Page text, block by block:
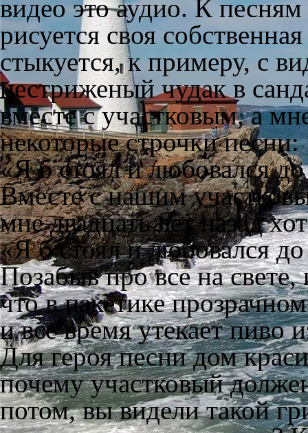
видео это аудио. К
рисуется своя
стыкуется, к примеру, с
нестриженый чудак в
вместе с участковым, а
некоторые строчки песни:
«Я б стоял и любовался
Вместе с нашим
мне двадцать лет назад
«Я б стоял и любовался
Позабыв про все на
что в пакетике
и все время утекает пиво
Для героя песни дом
почему участковый
потом, вы видели такой